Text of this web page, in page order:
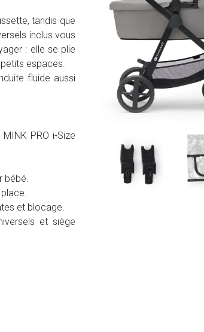
tandis que
inclus vous
: elle se plie
espaces.
fluide aussi
PRO i-Size
bébé.
et blocage.
et siège